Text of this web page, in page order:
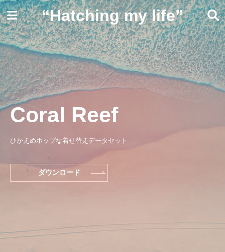
“Hatching my life”
Coral Reef
ひかえめポップな着せ替えデータセット
ダウンロード